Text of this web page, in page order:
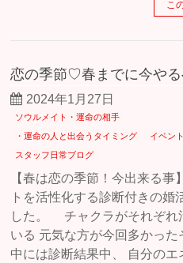
こ
恋の季節♡春までに今やる
2024年1月27日
ソウルメイト・運命の相手
・運命の人と出会うタイミング
イベン
スタッフ日常ブログ
【春は恋の季節！今出来る事
トを活性化する診断付きの婚
した。 チャクラがそれぞれ
いる 元気な方が今回多かった
中には診断結果中、 自分のエ